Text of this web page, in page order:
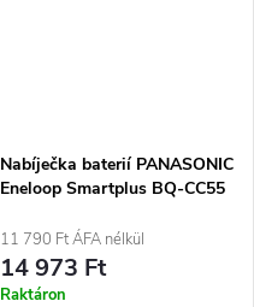
Nabíječka baterií PANASONIC
Eneloop Smartplus BQ-CC55
11 790 Ft ÁFA nélkül
14 973 Ft
Raktáron